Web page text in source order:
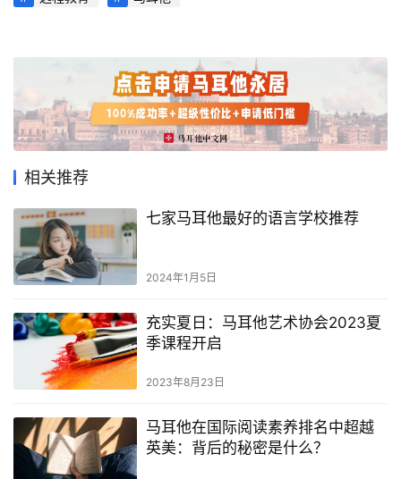
游
生
活
南
马
耳
移
学
教
育
相关推荐
七家马耳他最好的语言学校推荐
2024年1月5日
充实夏日：马耳他艺术协会2023夏
季课程开启
2023年8月23日
马耳他在国际阅读素养排名中超越
英美：背后的秘密是什么？